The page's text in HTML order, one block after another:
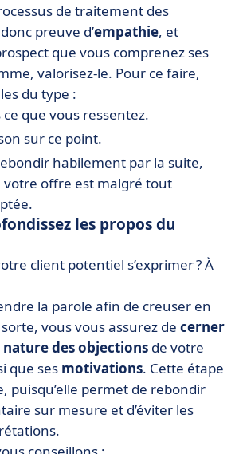
de traitement des
preuve d’empathie, et
que vous comprenez ses
valorisez-le. Pour ce faire,
du type :
ce que vous ressentez.
sur ce point.
habilement par la suite,
offre est malgré tout
les propos du
client potentiel s’exprimer ? À
la parole afin de creuser en
vous vous assurez de cerner
des objections de votre
que ses motivations. Cette étape
puisqu’elle permet de rebondir
sur mesure et d’éviter les